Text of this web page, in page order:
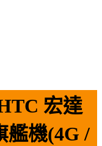
宏達
艦機(4G /